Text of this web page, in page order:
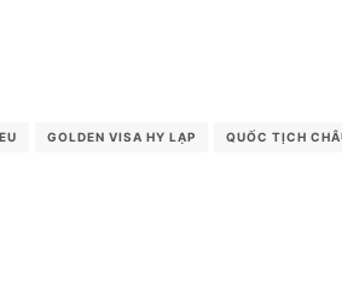
EU GOLDEN VISA HY LẠP QUỐC TỊCH